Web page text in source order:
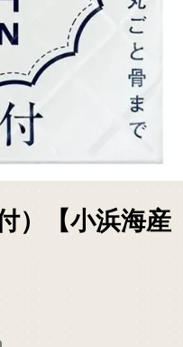
）【小浜海産